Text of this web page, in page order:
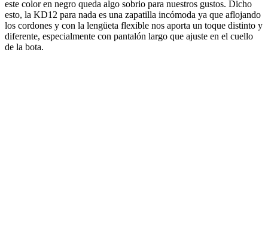
este color en negro queda algo sobrio para nuestros gustos. Dicho
esto, la KD12 para nada es una zapatilla incómoda ya que aflojando
los cordones y con la lengüeta flexible nos aporta un toque distinto y
diferente, especialmente con pantalón largo que ajuste en el cuello
de la bota.